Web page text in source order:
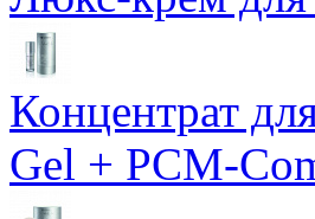
Концентрат
Gel + PCM-